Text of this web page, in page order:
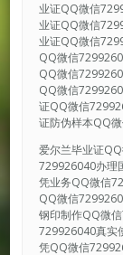
业证QQ微信
业证QQ微信
业证QQ微信
QQ微信
QQ微信
QQ微信
证QQ微信
证防伪样本QQ
爱尔兰毕业证
729926040办理
凭业务QQ微信
QQ微信
钢印制作QQ微
729926040真实
凭QQ微信